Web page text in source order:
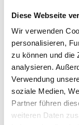
Diese Webseite
Wir verwenden
personalisieren,
zu können und die
analysieren.
Verwendung
soziale Medien,
Partner führen
weiteren Daten
Teilen &
Zurück